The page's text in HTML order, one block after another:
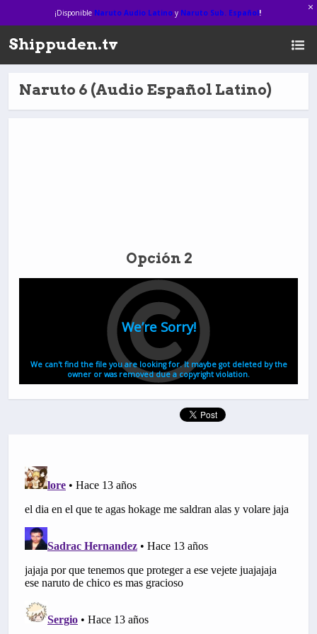
¡Disponible Naruto Audio Latinoy Naruto Sub. Español!
Shippuden.tv
Naruto 6 (Audio Español Latino)
Opción 2